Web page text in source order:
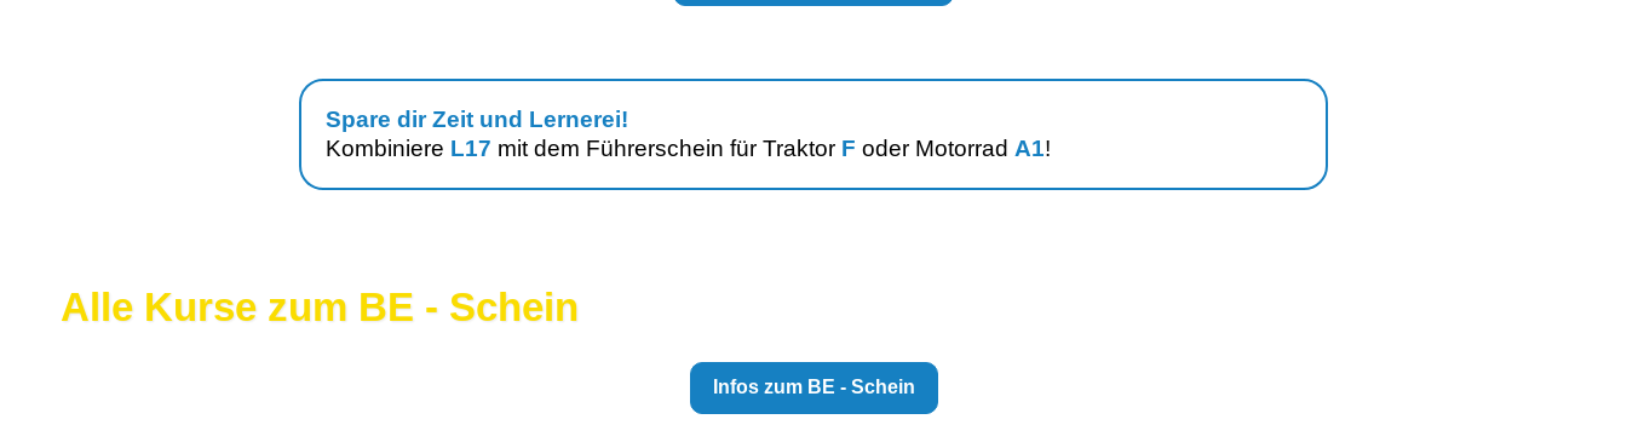
Spare dir Zeit und Lernerei!
Kombiniere L17 mit dem Führerschein fürTraktor F oder Motorrad A1!
Alle Kurse zum BE - Schein
Infos zum BE - Schein